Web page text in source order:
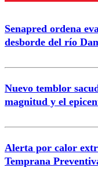
Correo
Senapred ordena
desborde del río
Nuevo temblor
magnitud y el
Alerta por calor
Temprana